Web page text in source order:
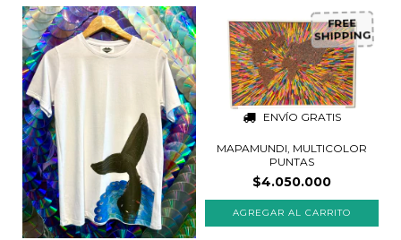
ENVÍO GRATIS
FREE
SHIPPING
MAPAMUNDI, MULTICOLOR
PUNTAS
$4.050.000